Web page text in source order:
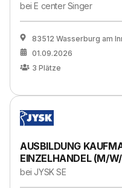
beiE center Singer
83512 Wasserburg am
01.09.2026
3 Plätze
AUSBILDUNG
EINZELHANDEL (M/
bei JYSK SE